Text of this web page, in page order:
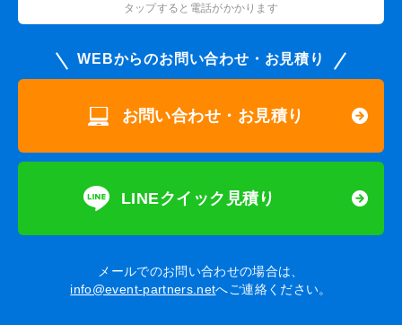
タップすると電話がかかります
WEBからのお問い合わせ・お見積り
お問い合わせ・お見積り
LINEクイック見積り
メールでのお問い合わせの場合は、
info@event-partners.netへご連絡ください。